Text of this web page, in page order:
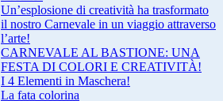
Un’esplosione di creatività ha trasformato
il nostro Carnevale in un viaggio attraverso
l’arte!
CARNEVALE AL BASTIONE: UNA
FESTA DI COLORI E CREATIVITÀ!
I 4 Elementi in Maschera!
La fata colorina